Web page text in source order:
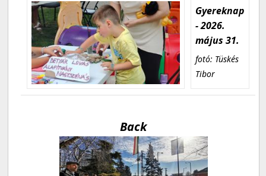
Gyereknap
- 2026.
május 31.
fotó: Tüskés
Tibor
Back